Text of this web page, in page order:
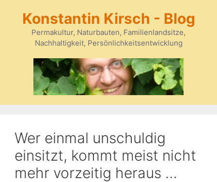
springen
Konstantin Kirsch - Blog
Permakultur, Naturbauten, Familienlandsitze,
Nachhaltigkeit, Persönlichkeitsentwicklung
Wer einmal unschuldig
einsitzt, kommt meist nicht
mehr vorzeitig heraus …